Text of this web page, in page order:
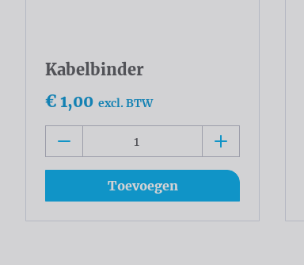
Kabelbinder
€ 1,00 excl. BTW
Toevoegen